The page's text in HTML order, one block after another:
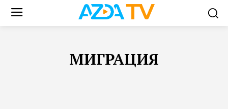
МИГРАЦИЯ